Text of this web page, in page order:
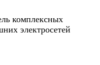
комплексных
электросетей